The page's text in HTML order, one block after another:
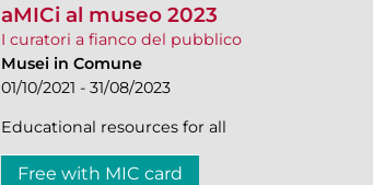
aMICi al museo 2023
I curatori a fianco del pubblico
Musei in Comune
01/10/2021 - 31/08/2023
Educational resources for all
Free with MIC card